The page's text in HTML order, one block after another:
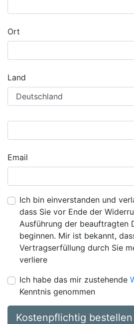
Ort
Land
Email
Ich bin einverstanden und
dass Sie vor Ende der
Ausführung der beauftragten
beginnen. Mir ist bekannt,
Vertragserfüllung durch Sie
verliere
Ich habe das mir zustehende
Kenntnis genommen
Kostenpflichtig bestellen